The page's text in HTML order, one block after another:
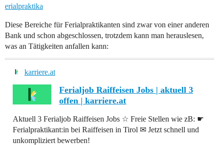
erialpraktika
Diese Bereiche für Ferialpraktikanten sind zwar von einer anderen
Bank und schon abgeschlossen, trotzdem kann man herauslesen,
was an Tätigkeiten anfallen kann:
karriere.at
Ferialjob Raiffeisen Jobs | aktuell 3
offen | karriere.at
Aktuell 3 Ferialjob Raiffeisen Jobs ☆ Freie Stellen wie zB: ☛
Ferialpraktikant:in bei Raiffeisen in Tirol ✉ Jetzt schnell und
unkompliziert bewerben!